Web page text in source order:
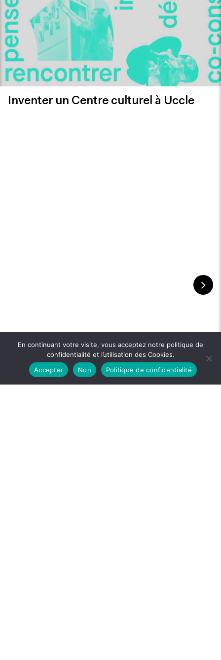
Inventer un Centre culturel à Uccle
En continuant votre visite, vous acceptez notre politique de
confidentialité et l’utilisation des Cookies.
Accepter
Non Politique de confidentialité